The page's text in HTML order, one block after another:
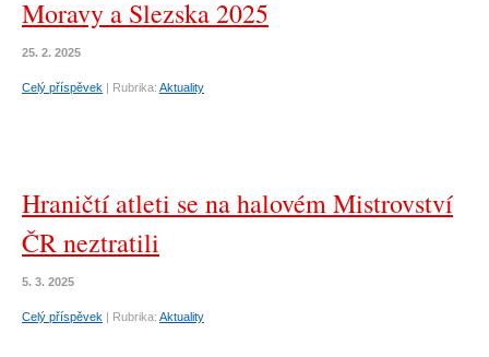
Moravy a Slezska 2025
25. 2. 2025
Celý příspěvek | Rubrika: Aktuality
Hraničtí atleti se na halovém Mistrovství
ČR neztratili
5. 3. 2025
Celý příspěvek | Rubrika: Aktuality